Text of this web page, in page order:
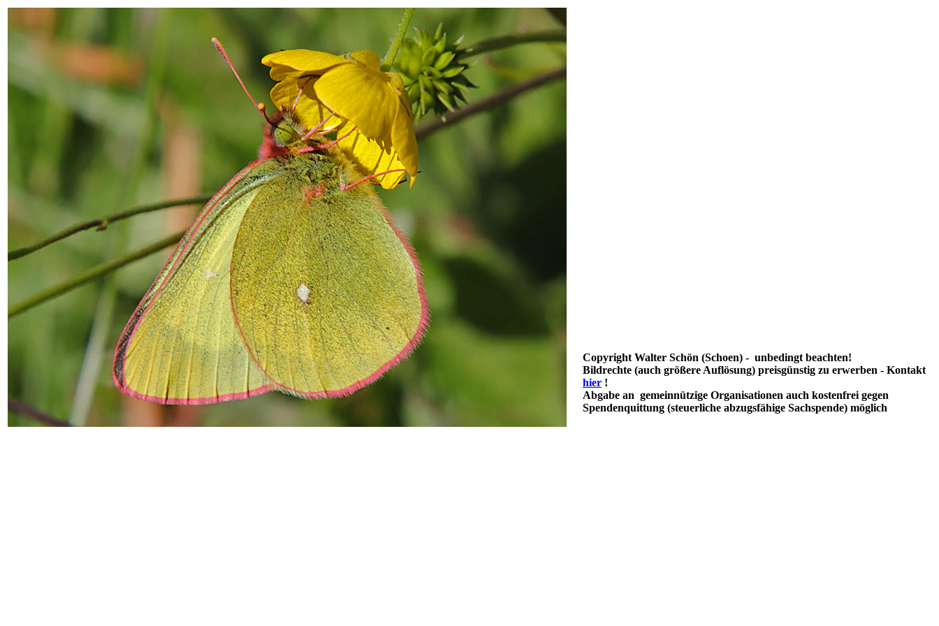
Copyright Walter Schön (Schoen) - unbedingt beachten!
Bildrechte (auch größere Auflösung) preisgünstig zu erwerben - Kontakt
hier !
Abgabe an gemeinnützige Organisationen auch kostenfrei gegen
Spendenquittung (steuerliche abzugsfähige Sachspende) möglich